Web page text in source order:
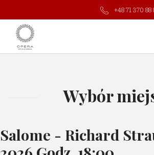
+48 71 370 88
Wybór
Salome - Richard